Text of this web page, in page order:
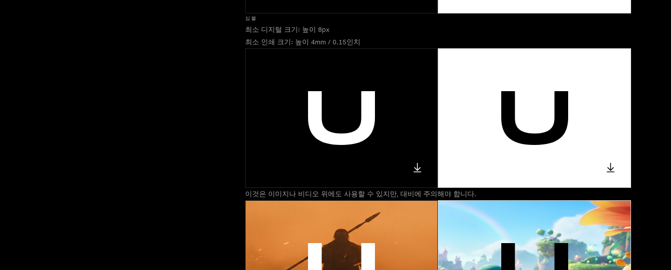
심볼
최소 디지털 크기: 높이 8px
최소 인쇄 크기: 높이 4mm / 0.15인치
이것은 이미지나 비디오 위에도 사용할 수 있지만, 대비에 주의해야 합니다.